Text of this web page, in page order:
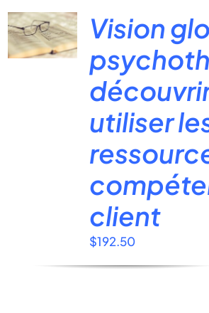
:
Vision
utiliser
client
$192.50